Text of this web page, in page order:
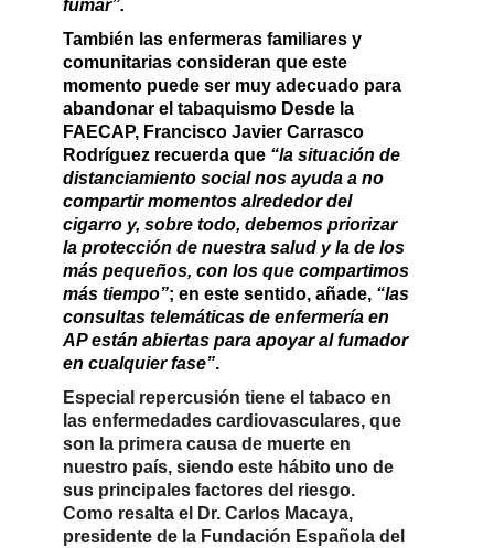
fumar”.
También las enfermeras familiares y
comunitarias consideran que este
momento puede ser muy adecuado para
abandonar el tabaquismo Desde la
FAECAP, Francisco Javier Carrasco
Rodríguez recuerda que “la situación de
distanciamiento social nos ayuda a no
compartir momentos alrededor del
cigarro y, sobre todo, debemos priorizar
la protección de nuestra salud y la de los
más pequeños, con los que compartimos
más tiempo”; en este sentido, añade, “las
consultas telemáticas de enfermería en
AP están abiertas para apoyar al fumador
en cualquier fase”.
Especial repercusión tiene el tabaco en
las enfermedadescardiovasculares, que
son la primera causa de muerte en
nuestro país, siendo este hábito uno de
sus principales factores del riesgo.
Como resalta el
Dr. Carlos Macaya,
presidente de la Fundación Española del